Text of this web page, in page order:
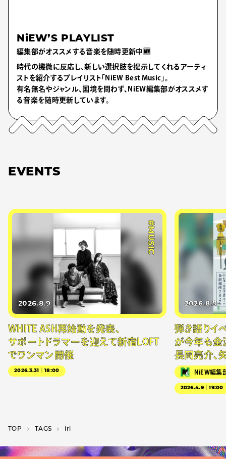
NiEW’S PLAYLIST
編集部がオススメする音楽を随時更新中🆕
時代の機微に反応し、新しい選択肢を提示してくれるアーティ
ストを紹介するプレイリスト「NiEW Best Music」。
有名無名やジャンル、国境を問わず、NiEW編集部がオススメす
る音楽を随時更新しています。
EVENTS
#MUSIC
2026.8.9
WHITE ASH再始動を発表、
サポートドラマーを迎えて新宿LOFT
でワンマン開催
2026.3.31｜18:00
2026.8.9
弾き語りイ
が今年も金
長岡亮介、
NiEW編集
2026.4.9｜19:00
TOP T­A­G­S iri